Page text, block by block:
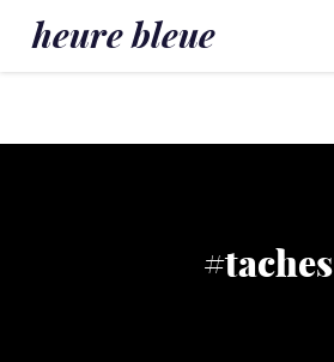
heure bleue
#taches